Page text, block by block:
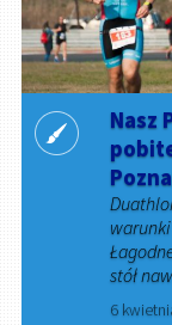
Nasz
stół
6